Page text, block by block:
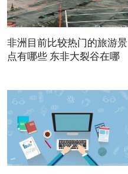
非洲目前比较热门的旅游景
点有哪些 东非大裂谷在哪